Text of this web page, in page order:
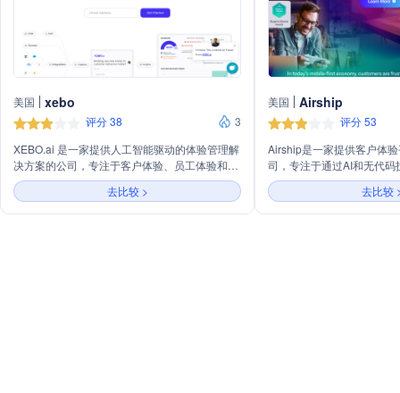
美国 xebo
评分 38
3
XEBO.ai 是一家提供人工智能驱动的体验管理解
决方案的公司，专注于客户体验、员工体验和数
字研究，旨在通过AI技术提升客户忠诚度和员工
满意度。
去比较 >
美国 Airship
评分 53
Airship是一家提供客户体
司，专注于通过AI和无代
用、网站和各种推广渠道
钱包等）上构建高度可定
程。
去比较